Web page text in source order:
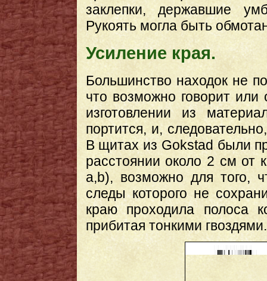
заклепки, державшие
Рукоять могла быть
Усиление края.
Большинство находок не
что возможно говорит или
изготовлении из
портится, и,
В щитах из Gokstad были
расстоянии около 2 см от
a,b), возможно для того,
следы которого не
краю проходила полоса
прибитая тонкими гвоздями.